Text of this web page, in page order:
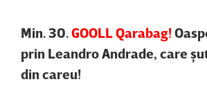
Min. 30.GOOLL Qarabag!
prin Leandro Andrade, care
din careu!